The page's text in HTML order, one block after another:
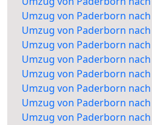
Umzug von Paderborn
Umzug von Paderborn
Umzug von Paderborn
Umzug von Paderborn
Umzug von Paderborn
Umzug von Paderborn
Umzug von Paderborn nach
Umzug von Paderborn